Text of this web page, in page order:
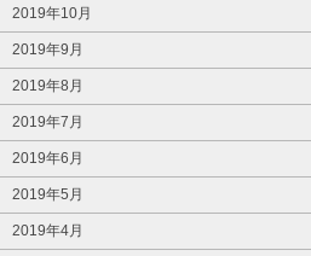
2019年10月
2019年9月
2019年8月
2019年7月
2019年6月
2019年5月
2019年4月